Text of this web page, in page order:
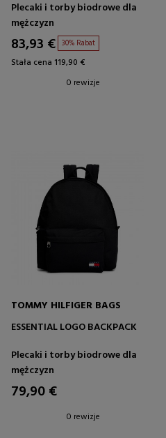
Plecaki i torby biodrowe dla
mężczyzn
83,93 € 30% Rabat
Stała cena 119,90 €
0 rewizje
TOMMY HILFIGER BAGS
ESSENTIAL LOGO BACKPACK
Plecaki i torby biodrowe dla
mężczyzn
79,90 €
0 rewizje